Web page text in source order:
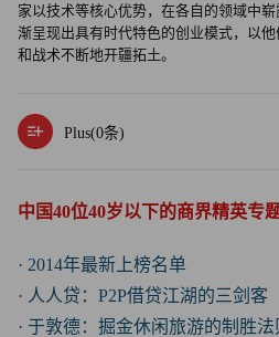
家以技术等核心优势，在各自的领域中
渐呈现出具有时代特色的创业模式，以
和战术不断地开疆拓土。
Plus(0条)
中国40位40岁以下的商界精英专
· 2014年最新上榜名单
· 人人贷：P2P借贷江湖的三剑客
· 于敦德：掘金休闲旅游的制胜法